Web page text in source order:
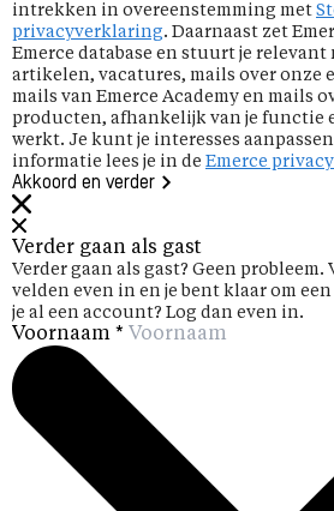
intrekken in overeenstemming met
privacyverklaring. Daarnaast zet
Emerce database en stuurt je relevant
artikelen, vacatures, mails over onze
mails van Emerce Academy en mails
producten, afhankelijk van je functie
werkt. Je kunt je interesses
informatie lees je in de Emerce
Akkoord en verder
Verder gaan als gast
Verder gaan als gast? Geen
velden even in en je bent klaar om
je al een account? Log dan even in.
Voornaam *